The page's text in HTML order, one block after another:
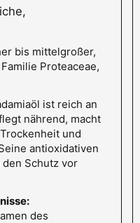
bis mittelgroßer,
Proteaceae,
ist reich an
nährend, macht
und
antioxidativen
Schutz vor
des